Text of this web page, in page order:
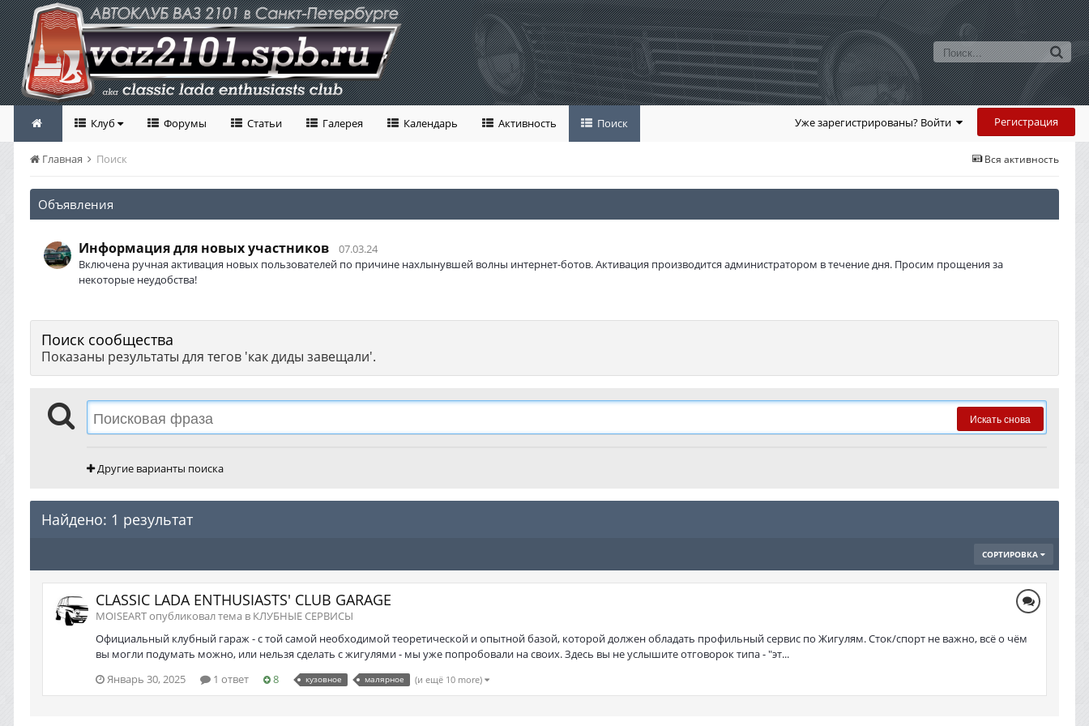
Уже зарегистрированы? Войти Регистрация
Клуб Форумы Статьи Галерея Календарь Активность Поиск
Вся активность
Главная Поиск
Объявления
Информация для новых участников
07.03.24
Включена ручная активация новых пользователей по причине нахлынувшей волны интернет-ботов. Активация производится администратором в течение дня. Просим прощения за
некоторые неудобства!
Поиск сообщества
Показаны результаты для тегов 'как диды завещали'.
Искать снова
Другие варианты поиска
Найдено: 1 результат
СОРТИРОВКА
CLASSIC LADA ENTHUSIASTS' CLUB GARAGE
MOISEART опубликовал тема в КЛУБНЫЕ СЕРВИСЫ
Официальный клубный гараж - с той самой необходимой теоретической и опытной базой, которой должен обладать профильный сервис по Жигулям. Сток/спорт не важно, всё о чём
вы могли подумать можно, или нельзя сделать с жигулями - мы уже попробовали на своих. Здесь вы не услышите отговорок типа - "эт...
Январь 30, 2025
1 ответ 8 кузовное малярное (и ещё 10 more)